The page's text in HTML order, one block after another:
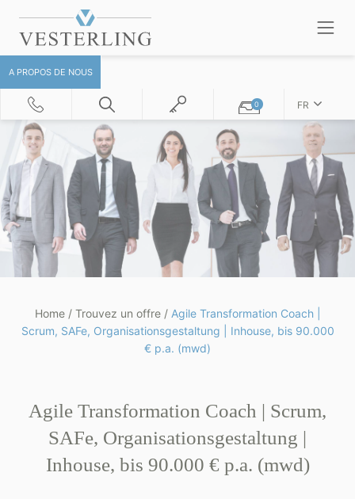
A PROPOS DE NOUS
0 FR
Home/ Trouvez un offre/ Agile Transformation Coach |
Scrum, SAFe, Organisationsgestaltung | Inhouse, bis 90.000
€ p.a. (mwd)
Agile Transformation Coach | Scrum,
SAFe, Organisationsgestaltung |
Inhouse, bis 90.000 € p.a. (mwd)